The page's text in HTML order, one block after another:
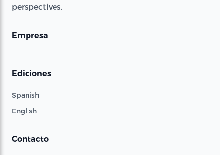
perspectives.
Empresa
Ediciones
Spanish
English
Contacto